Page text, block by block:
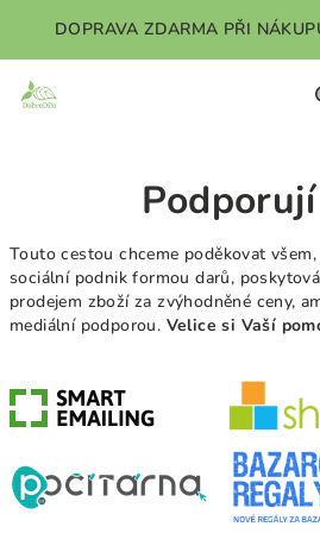
obsah
DOPRAVA ZDARMA PŘI
Touto cestou chceme poděkovat
sociální podnik formou darů,
prodejem zboží za zvýhodněné ceny,
mediální podporou. Velice si Vaší